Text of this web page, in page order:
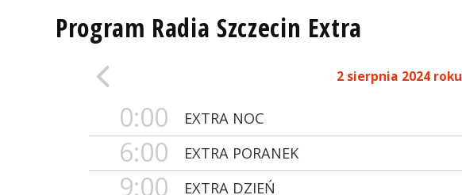
Program Radia Szczecin Extra
2 sierpnia 2024 roku
0:00 EXTRA NOC
6:00 EXTRA PORANEK
9:00 EXTRA DZIEŃ